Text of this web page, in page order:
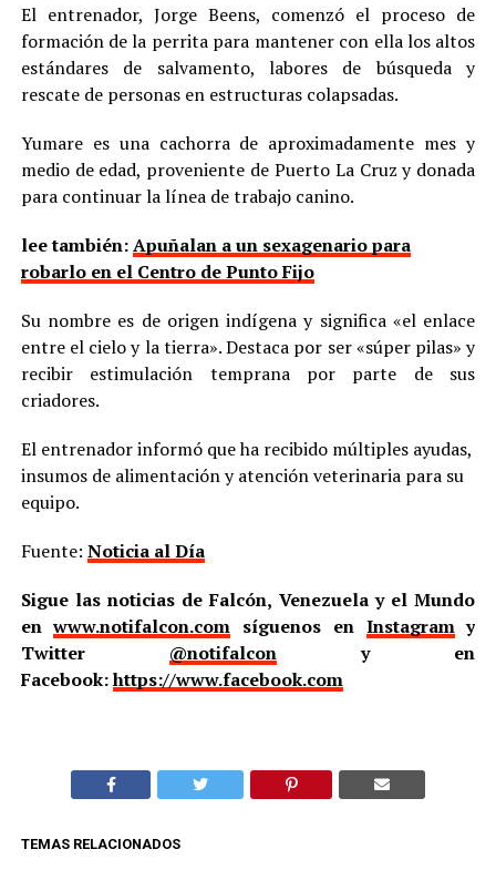
El entrenador, Jorge Beens, comenzó el proceso de
formación de la perrita para mantener con ella los altos
estándares de salvamento, labores de búsqueda y
rescate de personas en estructuras colapsadas.
Yumare es una cachorra de aproximadamente mes y
medio de edad, proveniente de Puerto La Cruz y donada
para continuar la línea de trabajo canino.
lee también:Apuñalan a un sexagenario para
robarlo en el Centro de Punto Fijo
Su nombre es de origen indígena y significa «el enlace
entre el cielo y la tierra». Destaca por ser «súper pilas» y
recibir estimulación temprana por parte de sus
criadores.
El entrenador informó que ha recibido múltiples ayudas,
insumos de alimentación y atención veterinaria para su
equipo.
Fuente: Noticia al Día
Sigue las noticias de Falcón, Venezuela y el Mundo
enwww.notifalcon.com síguenos en Instagramy
Twitter @notifalcony en
Facebook:https://www.facebook.com
TEMAS RELACIONADOS